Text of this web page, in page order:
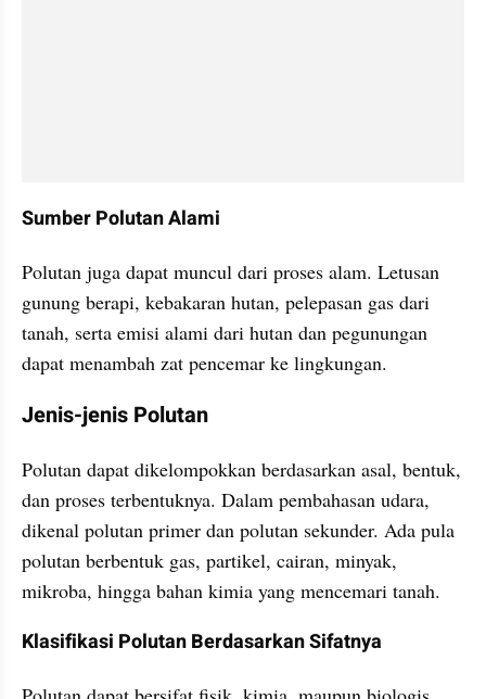
Sumber Polutan Alami
Polutan juga dapat muncul dari proses alam. Letusan
gunung berapi, kebakaran hutan, pelepasan gas dari
tanah, serta emisi alami dari hutan dan pegunungan
dapat menambah zat pencemar ke lingkungan.
Jenis-jenis Polutan
Polutan dapat dikelompokkan berdasarkan asal, bentuk,
dan proses terbentuknya. Dalam pembahasan udara,
dikenal polutan primer dan polutan sekunder. Ada pula
polutan berbentuk gas, partikel, cairan, minyak,
mikroba, hingga bahan kimia yang mencemari tanah.
Klasifikasi Polutan Berdasarkan Sifatnya